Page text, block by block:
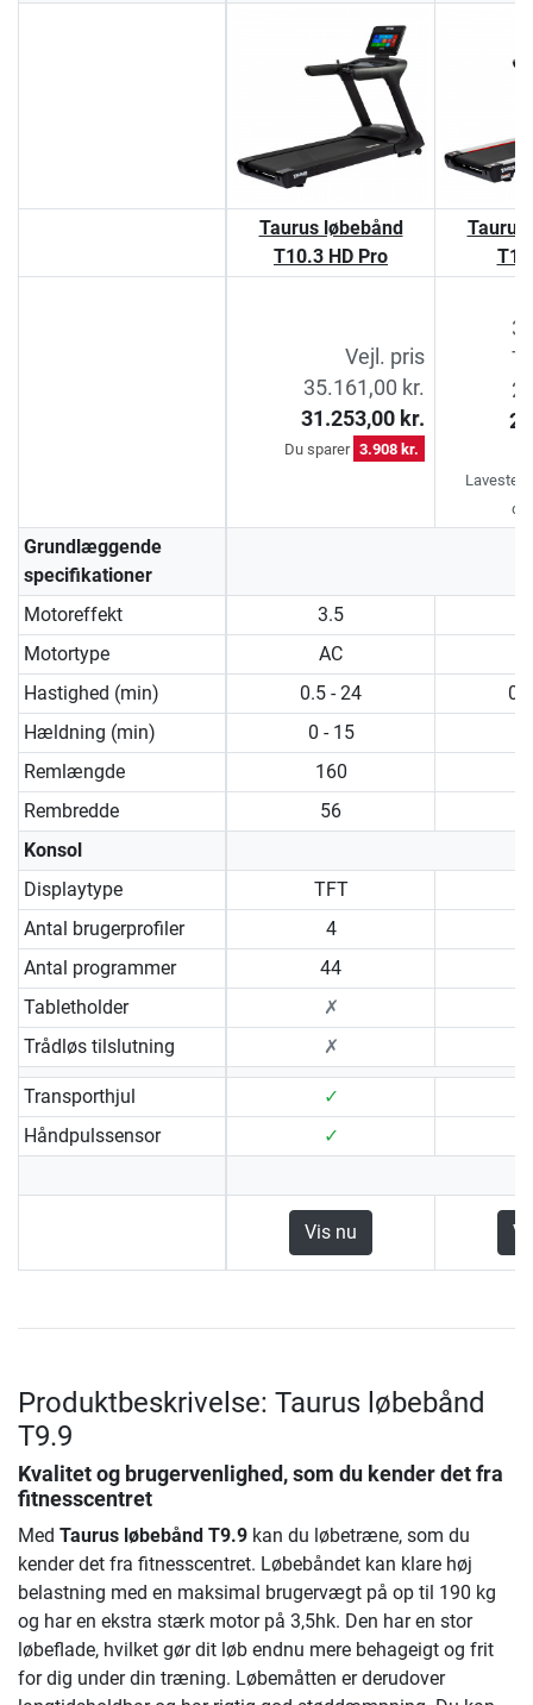
Taurus løbebånd
T10.3 HD Pro
Taurus
Vejl. pris
35.161,00 kr.
31.253,00 kr.
Du sparer 3.908 kr.
Laveste
Grundlæggende
specifikationer
Motoreffekt
3.5
Motortype
AC
Hastighed (min)
0.5 - 24
Hældning (min)
0 - 15
Remlængde
160
Rembredde
56
Konsol
Displaytype
TFT
Antal brugerprofiler
4
Antal programmer
44
Tabletholder
✗
Trådløs tilslutning
✗
Transporthjul ✓
Håndpulssensor
✓
Vis nu
Produktbeskrivelse: Taurus løbebånd
T9.9
Kvalitet og brugervenlighed, som du kender det fra
fitnesscentret
Med Taurus løbebånd T9.9 kan du løbetræne, som du
kender det fra fitnesscentret. Løbebåndet kan klare høj
belastning med en maksimal brugervægt på op til 190 kg
og har en ekstra stærk motor på 3,5hk. Den har en stor
løbeflade, hvilket gør dit løb endnu mere behageigt og frit
for dig under din træning. Løbemåtten er derudover